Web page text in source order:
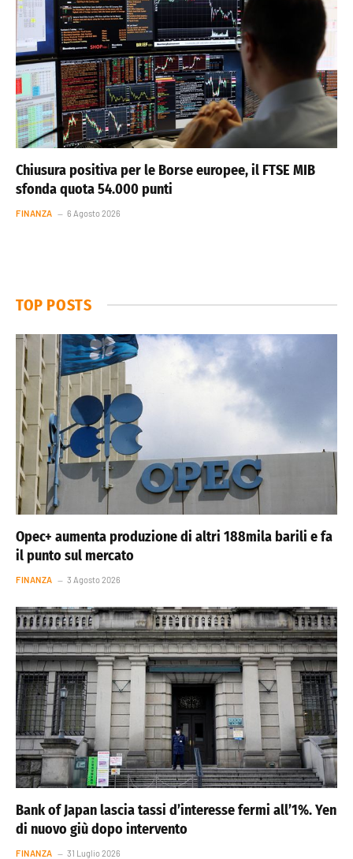
Chiusura positiva per le Borse europee, il FTSE MIB
sfonda quota 54.000 punti
FINANZA 6 Agosto 2026
TOP POSTS
Opec+ aumenta produzione di altri 188mila barili e fa
il punto sul mercato
FINANZA 3 Agosto 2026
Bank of Japan lascia tassi d’interesse fermi all’1%. Yen
di nuovo giù dopo intervento
FINANZA 31 Luglio 2026